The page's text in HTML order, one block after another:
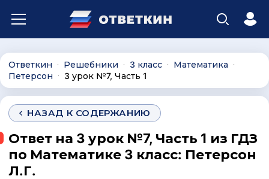
Ответкин ∙ Решебники ∙ 3 класс ∙ Математика ∙
Петерсон ∙ 3 урок №7, Часть 1
НАЗАД К СОДЕРЖАНИЮ
Ответ на 3 урок №7, Часть 1 из ГДЗ
по Математике 3 класс: Петерсон
Л.Г.